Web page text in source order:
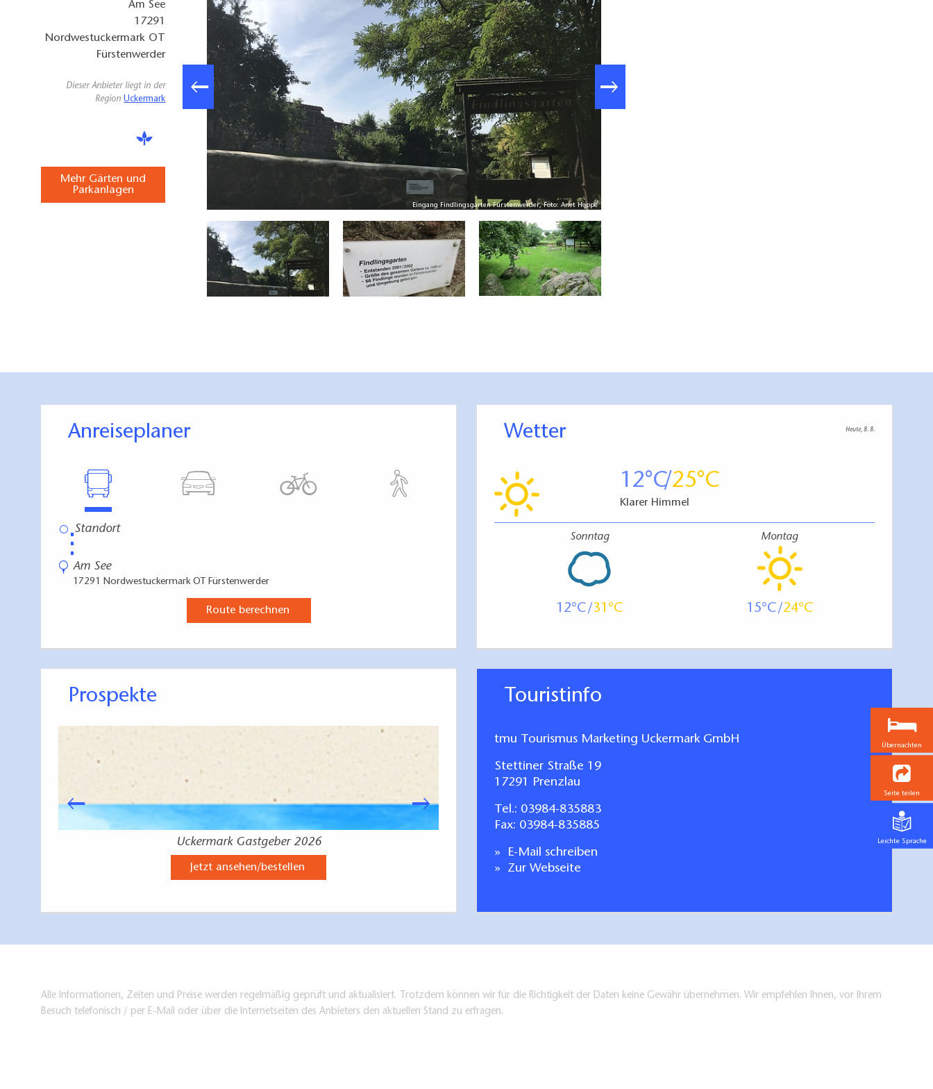
Am See
17291
Nordwestuckermark OT
Fürstenwerder
Dieser Anbieter liegt in der
RegionUckermark
Mehr Gärten und
Parkanlagen
Eingang Findlingsgarten Fürstenwerder, Foto: Anet Hoppe
Anreiseplaner
⋮
Am See
17291 Nordwestuckermark OT Fürstenwerder
Route berechnen
Wetter Heute, 8. 8.
12 25
Klarer Himmel
Sonntag
12 31
Montag
15 24
Prospekte
Uckermark Gastgeber 2026
Jetzt ansehen/bestellen Jetzt ansehen/bestellen
Touristinfo
tmu Tourismus Marketing Uckermark GmbH
Stettiner Straße 19
17291 Prenzlau
Tel.: 03984-835883
Fax: 03984-835885
E-Mail schreiben
Zur Webseite
Alle Informationen, Zeiten und Preise werden regelmäßig geprüft und aktualisiert. Trotzdem können wir für die Richtigkeit der Daten keine Gewähr übernehmen. Wir empfehlen Ihnen, vor Ihrem
Besuch telefonisch / per E-Mail oder über die Internetseiten des Anbieters den aktuellen Stand zu erfragen.
Übernachten
Seite teilen
Leichte Sprache